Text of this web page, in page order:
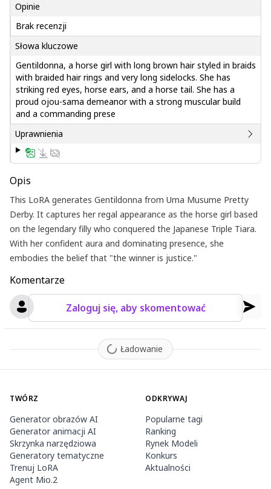
Opinie
Brak recenzji
Słowa kluczowe
Gentildonna, a horse girl with long brown hair styled in braids
with braided hair rings and very long sidelocks. She has
striking red eyes, horse ears, and a horse tail. She has a
proud ojou-sama demeanor with a strong muscular build
and a commanding prese
Uprawnienia
Opis
This LoRA generates Gentildonna from Uma Musume Pretty
Derby. It captures her regal appearance as the horse girl based
on the legendary filly who conquered the Japanese Triple Tiara.
With her confident aura and dominating presence, she
embodies the belief that "the winner is justice."
Komentarze
Zaloguj się, aby skomentować
Ładowanie
TWÓRZ
Generator obrazów AI
Generator animacji AI
Skrzynka narzędziowa
Generatory tematyczne
Trenuj LoRA
Agent Mio.2
ODKRYWAJ
Popularne tagi
Ranking
Rynek Modeli
Konkurs
Aktualności